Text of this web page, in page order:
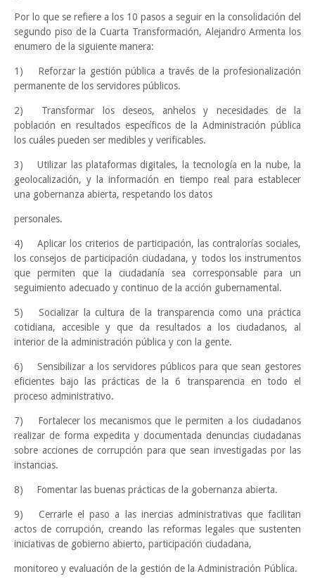
Por lo que se refiere a los 10 pasos a seguir en la consolidación del
segundo piso de la Cuarta Transformación, Alejandro Armenta los
enumero de la siguiente manera:
1)
Reforzar la gestión pública a través de la profesionalización
permanente de los servidores públicos.
2)
Transformar los deseos, anhelos y necesidades de la
población en resultados específicos de la Administración pública
los cuáles pueden ser medibles y verificables.
3)
Utilizar las plataformas digitales, la tecnología en la nube, la
geolocalización, y la información en tiempo real para establecer
una gobernanza abierta, respetando los datos
personales.
4)
Aplicar los criterios de participación, las contralorías sociales,
los consejos de participación ciudadana, y todos los instrumentos
que permiten que la ciudadanía sea corresponsable para un
seguimiento adecuado y continuo de la acción gubernamental.
5)
Socializar la cultura de la transparencia como una práctica
cotidiana, accesible y que da resultados a los ciudadanos, al
interior de la administración pública y con la gente.
6)
Sensibilizar a los servidores públicos para que sean gestores
eficientes bajo las prácticas de la 6 transparencia en todo el
proceso administrativo.
7)
Fortalecer los mecanismos que le permiten a los ciudadanos
realizar de forma expedita y documentada denuncias ciudadanas
sobre acciones de corrupción para que sean investigadas por las
instancias.
8) Fomentar las buenas prácticas de la gobernanza abierta.
9)
Cerrarle el paso a las inercias administrativas que facilitan
actos de corrupción, creando las reformas legales que sustenten
iniciativas de gobierno abierto, participación ciudadana,
monitoreo y evaluación de la gestión de la Administración Pública.